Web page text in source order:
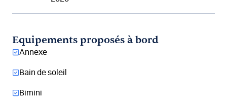
Equipements proposés à bord
Annexe
Bain de soleil
Bimini